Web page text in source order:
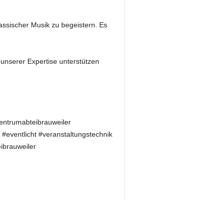
Musik zu begeistern. Es
Expertise unterstützen
#veranstaltungstechnik